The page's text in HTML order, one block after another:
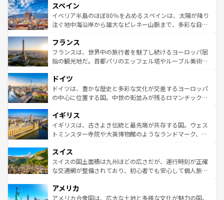
ろん、トスカーナの美しい田園風景やアマルフィ海岸の絶
景など、自然景観も見逃せない。観光の合間には、本場の
ピザやパスタなど、絶品のイタリア料理を堪能することも
ませてくれるイタリアで、忘れられない旅をしてみよう！
なお、新着のイタリア情報はコンテンツ一覧 を参照してほ
しい。
スペイン
イベリア半島のほぼ80％を占めるスペインは、太陽が降り
注ぐ地中海沿岸から雄大なピレネー山脈まで、多彩な自然
文化が根付くこの国では、情熱的なフラメンコ、熱気あふ
れる闘牛、そして美味しいタパスが生活の一部となってい
る。首都マドリードの洗練された雰囲気や、バルセロナの
の城塞都市、穏やかなビーチリゾートまで多彩な表情を見
せる。地方によって風土や気候が異なるスペインはその個
性で訪れる人を魅了する。 なお、新着のスペイン情報はコ
フランス
フランスは、世界中の旅行者を魅了し続けるヨーロッパ屈
指の観光地だ。首都パリのエッフェル塔やルーブル美術館
で、幅広い魅力が詰まっている。華麗な宮殿、歴史的な大
聖堂、美しいビーチ、そして豊かな自然が、訪れる者を心
から魅了する。また、フランスは美食の国としても知ら
いる。シャンパンの発祥地であるランス、プロヴァンスの
香り高いラベンダー畑など、多彩な楽しみ方が可能だ。さ
らに、パリ以外の地域にも魅力が溢れており、どの街角に
れる地方に足を運ぶとそれぞれで全く異なる文化を体験で
きるだろう。 なお、新着のフランス情報はコンテンツ一覧
を参照してほしい。
ドイツ
ドイツは、豊かな歴史と多彩な文化が交差するヨーロッパ
の中心に位置する国。中世の街並みが残るロマンチック街
顔を持つこの国は、どこを歩いても飽きることがない。ベ
ルリンの文化的活気、バイエルン州のアルプスの絶景、そ
してライン川沿いのワイン畑といった風景は必見。ビール
は、お酒好きな人にはぜひ体験してほしい。 なお、新着の
ドイツ情報はコンテンツ一覧を参照してほしい。
イギリス
イギリスは、古きよき伝統と最先端が共存する国。ウェス
トミンスター寺院や大英博物館のようなランドマーク、歴
リアごとに異なる魅力がある。また、優雅なアフタヌーン
ティー、ビール好きにはたまらない英国パブ、サッカー観
戦など、本場だからこそできる体験も豊富。イギリスを旅
ンツ一覧を参照してほしい。
スイス
スイスの国土面積は九州ほどの広さだが、運行時刻が正確
な交通網が整備されており、初心者でも安心して個人旅行
の建物がそのまま残る町や、スイスならではのユニークな
博物館もあり、アルプス観光だけでなく町歩きも満喫する
アメリカ
アメリカ合衆国は、広大な土地と多様な文化が魅力の国。